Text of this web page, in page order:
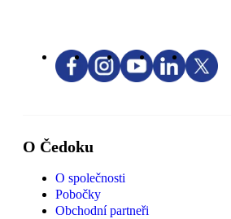
O Čedoku
O společnosti
Pobočky
Obchodní partneři